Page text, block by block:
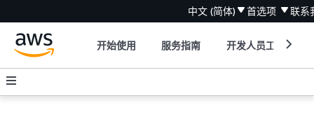
中文 (简体) 首选项 联系
开始使用 服务指南 开发人员工具